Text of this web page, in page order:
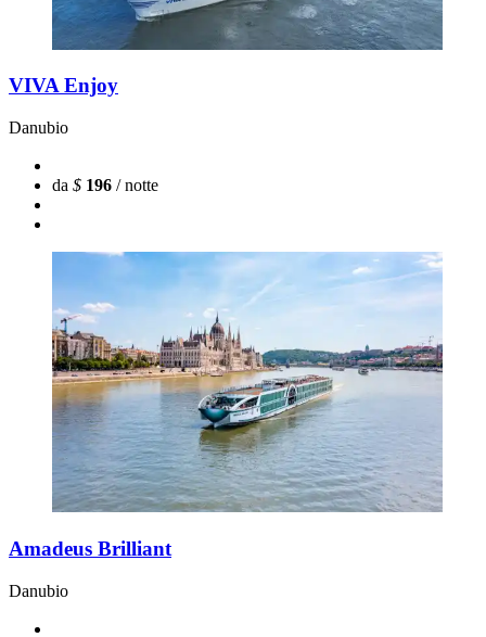
VIVA Enjoy
Danubio
da $ 196 / notte
Amadeus Brilliant
Danubio